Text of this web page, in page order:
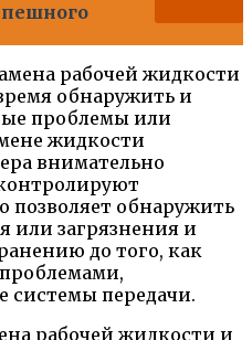
рабочей жидкости
обнаружить и
проблемы или
жидкости
внимательно
позволяет обнаружить
или загрязнения и
до того, как
передачи.
рабочей жидкости и